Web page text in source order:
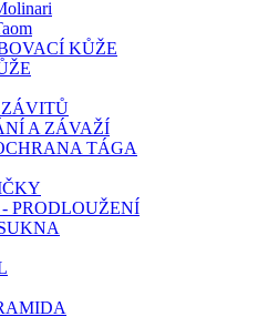
KŮŽE
A ZÁVAŽÍ
TÁGA
PRODLOUŽENÍ